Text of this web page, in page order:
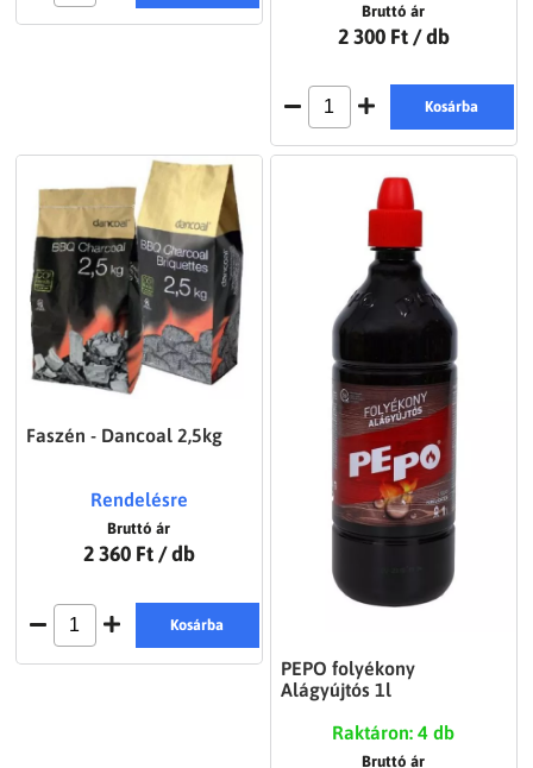
Bruttó ár
2 300 Ft / db
Kosárba
Faszén - Dancoal 2,5kg
Rendelésre
Bruttó ár
2 360 Ft/ db
Kosárba
PEPO folyékony
Alágyújtós 1l
Raktáron: 4 db
Bruttó ár